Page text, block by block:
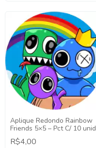
Aplique Redondo Rainbow
Friends 5×5 – Pct C/ 10 unid
R$4,00